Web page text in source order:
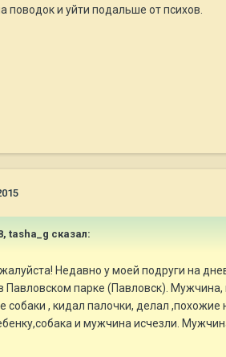
поводок и уйти подальше от психов.
tasha_g сказал:
Недавно у моей подруги на
Павловском парке (Павловск).
собаки , кидал палочки, делал
и мужчина исчезли.